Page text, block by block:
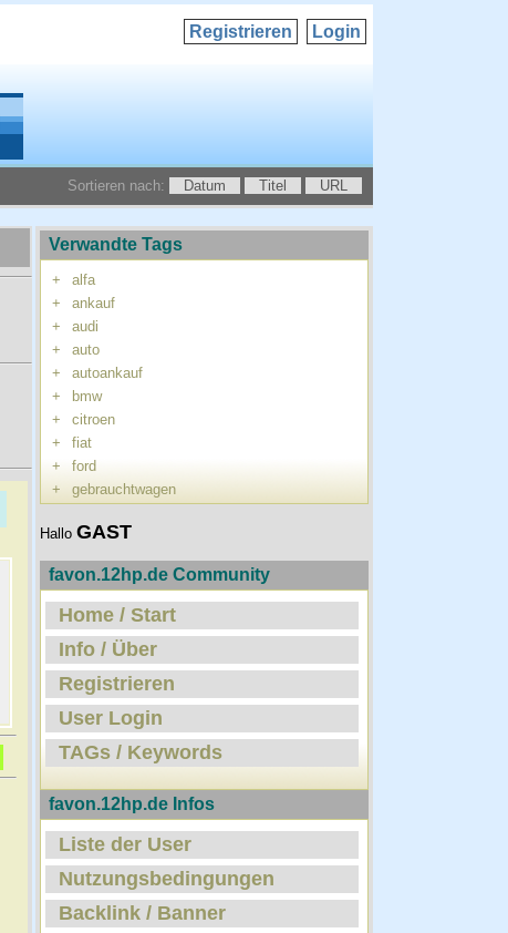
Login
Registrieren
Sortieren nach: Datum Titel URL
Verwandte Tags
+
alfa
+
ankauf
+
audi
+
auto
+
autoankauf
+
bmw
+
citroen
+
fiat
+
ford
+
gebrauchtwagen
Hallo GAST
favon.12hp.de Community
Home / Start
Info / Über
Registrieren
User Login
TAGs / Keywords
favon.12hp.de Infos
Liste der User
Nutzungsbedingungen
Backlink / Banner